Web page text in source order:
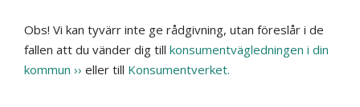
Obs! Vi kan tyvärr inte ge rådgivning, utan föreslår i de
fallen att du vänder dig till konsumentvägledningen i din
kommun
eller till Konsumentverket.